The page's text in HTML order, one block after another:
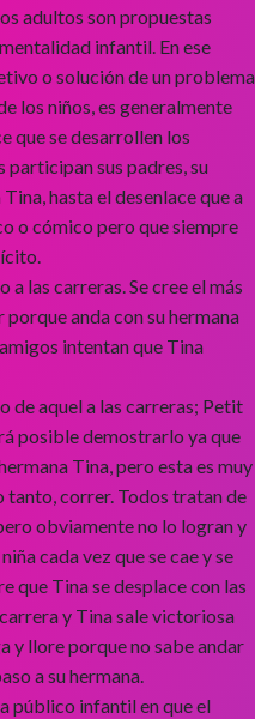
adultos son propuestas
infantil. En ese
o solución de un problema
los niños, es generalmente
que se desarrollen los
participan sus padres, su
hasta el desenlace que a
o cómico pero que siempre
a las carreras. Se cree el más
anda con su hermana
intentan que Tina
de aquel a las carreras; Petit
posible demostrarlo ya que
Tina, pero esta es muy
tanto, correr. Todos tratan de
obviamente no lo logran y
cada vez que se cae y se
que Tina se desplace con las
y Tina sale victoriosa
y llore porque no sabe andar
a su hermana.
público infantil en que el